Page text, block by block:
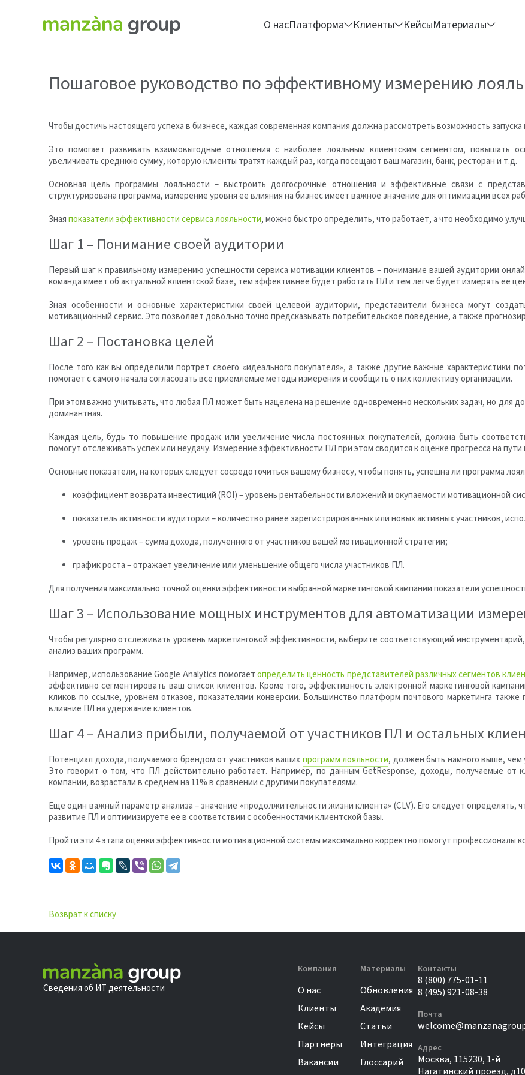
О насПлатформа Клиенты КейсыМатериалы
Пошаговое руководство по эффективному измерению
Чтобы достичь настоящего успеха в бизнесе, каждая современная компания должна рассмотреть возможность
Это помогает развивать взаимовыгодные отношения с наиболее лояльным клиентским сегментом, повышать
увеличивать среднюю сумму, которую клиенты тратят каждый раз, когда посещают ваш магазин, банк, ресторан и т.д.
Основная цель программы лояльности – выстроить долгосрочные отношения и эффективные связи с
структурирована программа, измерение уровня ее влияния на бизнес имеет важное значение для оптимизации всех
Знаяпоказатели эффективности сервиса лояльности, можно быстро определить, что работает, а что необходимо
Шаг 1 – Понимание своей аудитории
Первый шаг к правильному измерению успешности сервиса мотивации клиентов – понимание вашей аудитории
команда имеет об актуальной клиентской базе, тем эффективнее будет работать ПЛ и тем легче будет измерять ее
Зная особенности и основные характеристики своей целевой аудитории, представители бизнеса могут
мотивационный сервис. Это позволяет довольно точно предсказывать потребительское поведение, а также
Шаг 2 – Постановка целей
После того как вы определили портрет своего «идеального покупателя», а также другие важные характеристики
помогает с самого начала согласовать все приемлемые методы измерения и сообщить о них коллективу организации.
При этом важно учитывать, что любая ПЛ может быть нацелена на решение одновременно нескольких задач, но для
доминантная.
Каждая цель, будь то повышение продаж или увеличение числа постоянных покупателей, должна быть
помогут отслеживать успех или неудачу. Измерение эффективности ПЛ при этом сводится к оценке прогресса на
Основные показатели, на которых следует сосредоточиться вашему бизнесу, чтобы понять, успешна ли программа
коэффициент возврата инвестиций (ROI) – уровень рентабельности вложений и окупаемости мотивационной
показатель активности аудитории – количество ранее зарегистрированных или новых активных участников,
уровень продаж – сумма дохода, полученного от участников вашей мотивационной стратегии;
график роста – отражает увеличение или уменьшение общего числа участников ПЛ.
Для получения максимально точной оценки эффективности выбранной маркетинговой кампании показатели
Шаг 3 – Использование мощных инструментов для автоматизации
Чтобы регулярно отслеживать уровень маркетинговой эффективности, выберите соответствующий
анализ ваших программ.
Например, использование Google Analytics помогаетопределить ценность представителей различных сегментов
эффективно сегментировать ваш список клиентов. Кроме того, эффективность электронной маркетинговой
кликов по ссылке, уровнем отказов, показателями конверсии. Большинство платформ почтового маркетинга
влияние ПЛ на удержание клиентов.
Шаг 4 – Анализ прибыли, получаемой от участников ПЛ и остальных
Потенциал дохода, получаемого брендом от участников вашихпрограмм лояльности, должен быть намного выше, чем
Это говорит о том, что ПЛ действительно работает. Например, по данным GetResponse, доходы, получаемые от
компании, возрастали в среднем на 11% в сравнении с другими покупателями.
Еще один важный параметр анализа – значение «продолжительности жизни клиента» (CLV). Его следует определять,
развитие ПЛ и оптимизируете ее в соответствии с особенностями клиентской базы.
Пройти эти 4 этапа оценки эффективности мотивационной системы максимально корректно помогут профессионалы
Возврат к списку
Сведения об ИТ деятельности
Компания
О нас
Клиенты
Кейсы
Партнеры
Вакансии
Материалы
Обновления
Академия
Статьи
Интеграция
Глоссарий
Контакты
8 (800) 775-01-11
8 (495) 921-08-38
Почта
Адрес
Москва, 115230, 1-й
Нагатинский проезд,